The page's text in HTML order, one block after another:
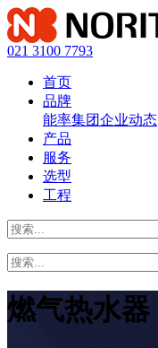
021 3100 7793
首页
品牌
能率集团企业动态
产品
服务
选型
工程
燃气热水器